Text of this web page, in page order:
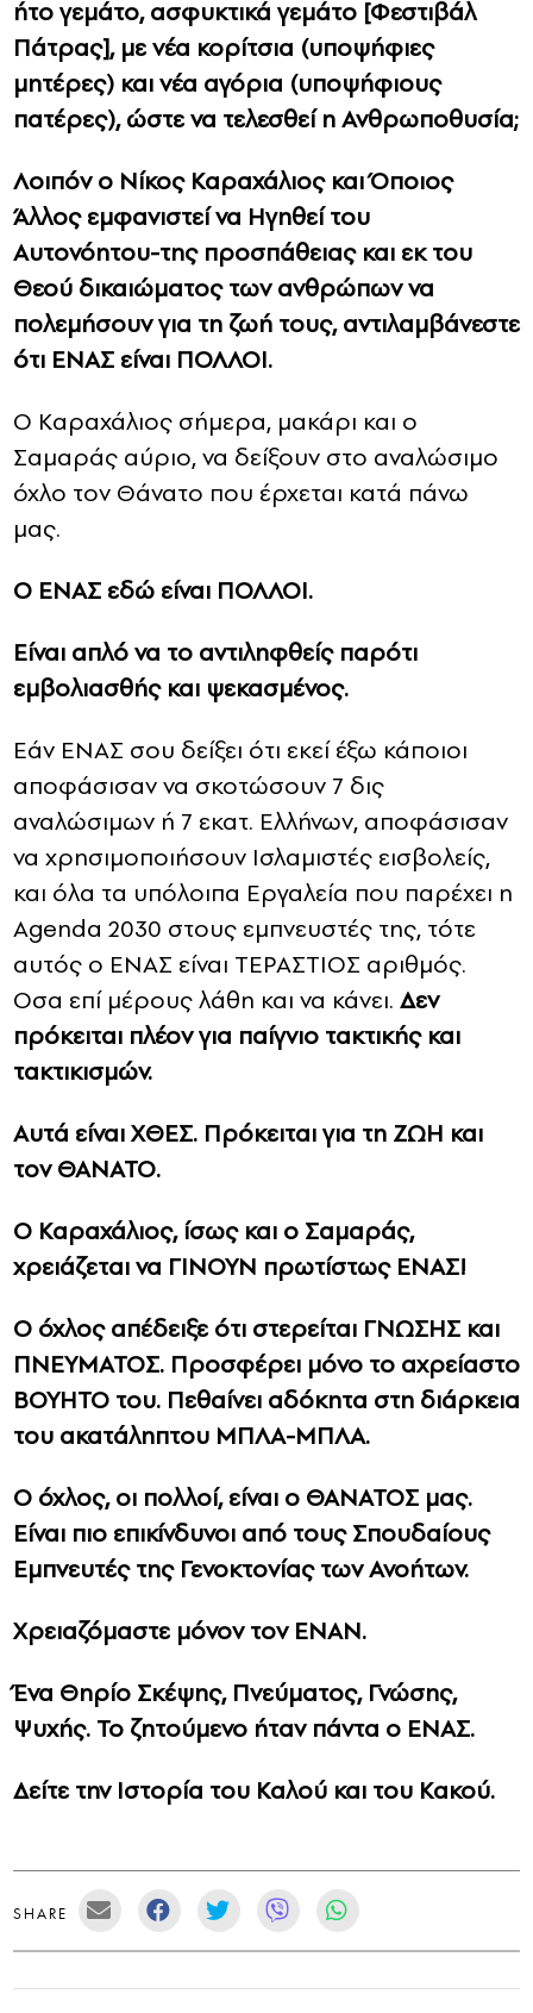
ήτο γεμάτο, ασφυκτικά γεμάτο [Φεστιβάλ
Πάτρας], με νέα κορίτσια (υποψήφιες
μητέρες) και νέα αγόρια (υποψήφιους
πατέρες), ώστε να τελεσθεί η Ανθρωποθυσία;
Λοιπόν ο Νίκος Καραχάλιος και Όποιος
Άλλος εμφανιστεί να Ηγηθεί του
Αυτονόητου-της προσπάθειας και εκ του
Θεού δικαιώματος των ανθρώπων να
πολεμήσουν για τη ζωή τους, αντιλαμβάνεστε
ότι ΕΝΑΣ είναι ΠΟΛΛΟΙ.
O Καραχάλιος σήμερα, μακάρι και ο
Σαμαράς αύριο, να δείξουν στο αναλώσιμο
όχλο τον Θάνατο που έρχεται κατά πάνω
μας.
Ο ΕΝΑΣ εδώ είναι ΠΟΛΛΟΙ.
Είναι απλό να το αντιληφθείς παρότι
εμβολιασθής και ψεκασμένος.
Εάν ΕΝΑΣ σου δείξει ότι εκεί έξω κάποιοι
αποφάσισαν να σκοτώσουν 7 δις
αναλώσιμων ή 7 εκατ. Ελλήνων, αποφάσισαν
να χρησιμοποιήσουν Ισλαμιστές εισβολείς,
και όλα τα υπόλοιπα Εργαλεία που παρέχει η
Agenda 2030 στους εμπνευστές της, τότε
αυτός ο ΕΝΑΣ είναι ΤΕΡΑΣΤΙΟΣ αριθμός.
Οσα επί μέρους λάθη και να κάνει. Δεν
πρόκειται πλέον για παίγνιο τακτικής και
τακτικισμών.
Αυτά είναι ΧΘΕΣ. Πρόκειται για τη ΖΩΗ και
τον ΘΑΝΑΤΟ.
Ο Καραχάλιος, ίσως και ο Σαμαράς,
χρειάζεται να ΓΙΝΟΥΝ πρωτίστως ΕΝΑΣ!
Ο όχλος απέδειξε ότι στερείται ΓΝΩΣΗΣ και
ΠΝΕΥΜΑΤΟΣ. Προσφέρει μόνο το αχρείαστο
ΒΟΥΗΤΟ του. Πεθαίνει αδόκητα στη διάρκεια
του ακατάληπτου ΜΠΛΑ-ΜΠΛΑ.
Ο όχλος, οι πολλοί, είναι ο ΘΑΝΑΤΟΣ μας.
Είναι πιο επικίνδυνοι από τους Σπουδαίους
Εμπνευτές της Γενοκτονίας των Ανοήτων.
Χρειαζόμαστε μόνον τον ΕΝΑΝ.
Ένα Θηρίο Σκέψης, Πνεύματος, Γνώσης,
Ψυχής. Το ζητούμενο ήταν πάντα ο ΕΝΑΣ.
Δείτε την Ιστορία του Καλού και του Κακού.
SHARE